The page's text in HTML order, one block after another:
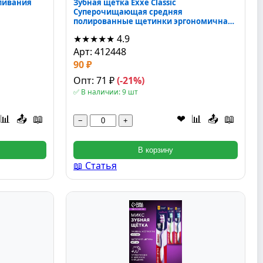
📊 📤 📖
Зубная щётка Exxe Classic
Суперочищающая средняя
полированные щетинки эргономичная
★★★★★ 4.9
Арт: 412448
90 ₽
Опт: 71 ₽(-21%)
✅ В наличии: 9 шт
− + ❤ 📊 📤 📖
В корзину
📖 Статья